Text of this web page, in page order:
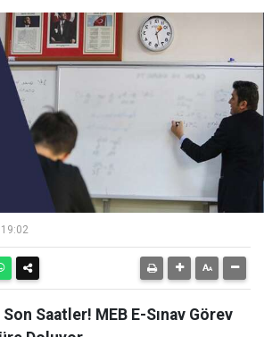
Saatler! MEB E-Sınav Görev